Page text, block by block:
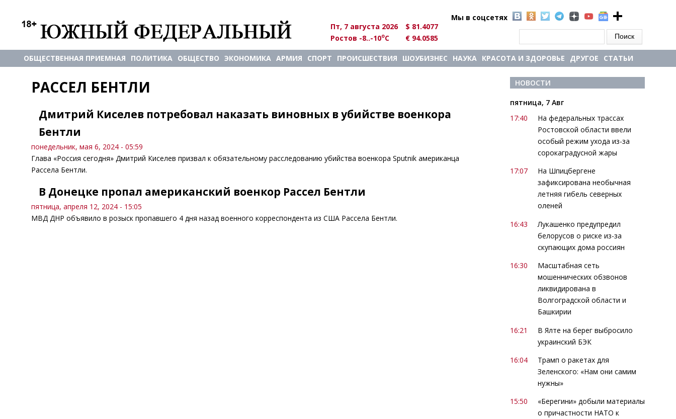
Мы в соцсетях
Пт, 7 августа 2026
$ 81.4077
Ростов -8..-10oC € 94.0585
ОБЩЕСТВЕННАЯ ПРИЕМНАЯ ПОЛИТИКА ОБЩЕСТВО ЭКОНОМИКА АРМИЯ СПОРТ ПРОИСШЕСТВИЯ ШОУБИЗНЕС НАУКА КРАСОТА И ЗДОРОВЬЕ ДРУГОЕ СТАТЬИ
РАССЕЛ БЕНТЛИ
Дмитрий Киселев потребовал наказать виновных в убийстве военкора
Бентли
понедельник, мая 6, 2024 - 05:59
Глава «Россия сегодня» Дмитрий Киселев призвал к обязательному расследованию убийства военкора Sputnik американца
Рассела Бентли.
В Донецке пропал американский военкор Рассел Бентли
пятница, апреля 12, 2024 - 15:05
МВД ДНР объявило в розыск пропавшего 4 дня назад военного корреспондента из США Рассела Бентли.
НОВОСТИ
пятница, 7 Авг
17:40
На федеральных трассах
Ростовской области ввели
особый режим ухода из-за
сорокаградусной жары
17:07
На Шпицбергене
зафиксирована необычная
летняя гибель северных
оленей
16:43
Лукашенко предупредил
белорусов о риске из-за
скупающих дома россиян
16:30
Масштабная сеть
мошеннических обзвонов
ликвидирована в
Волгоградской области и
Башкирии
16:21
В Ялте на берег выбросило
украинский БЭК
16:04
Трамп о ракетах для
Зеленского: «Нам они самим
нужны»
15:50
«Берегини» добыли материалы
о причастности НАТО к